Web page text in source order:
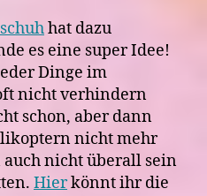
hat dazu
es eine super Idee!
Dinge im
nicht verhindern
schon, aber dann
nicht mehr
nicht überall sein
Hierkönnt ihr die